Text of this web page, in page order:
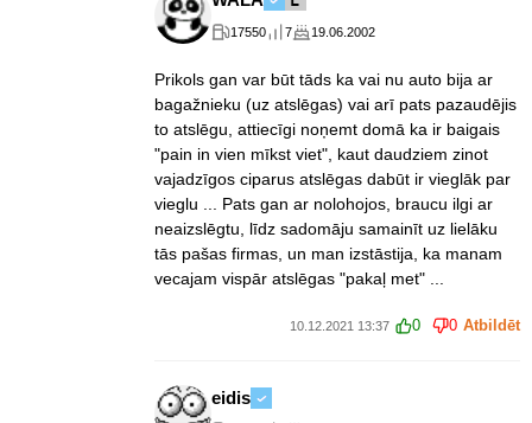
17550 7 19.06.2002
Prikols gan var būt tāds ka vai nu auto bija ar
bagažnieku (uz atslēgas) vai arī pats pazaudējis
to atslēgu, attiecīgi noņemt domā ka ir baigais
"pain in vien mīkst viet", kaut daudziem zinot
vajadzīgos ciparus atslēgas dabūt ir vieglāk par
vieglu ... Pats gan ar nolohojos, braucu ilgi ar
neaizslēgtu, līdz sadomāju samainīt uz lielāku
tās pašas firmas, un man izstāstija, ka manam
vecajam vispār atslēgas "pakaļ met" ...
10.12.2021 13:37 0 0 Atbildēt
eidis